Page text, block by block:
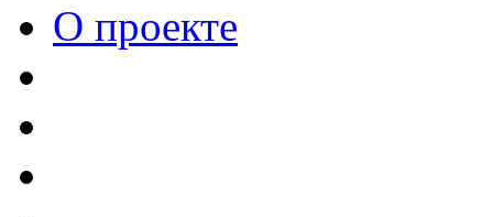
О проекте